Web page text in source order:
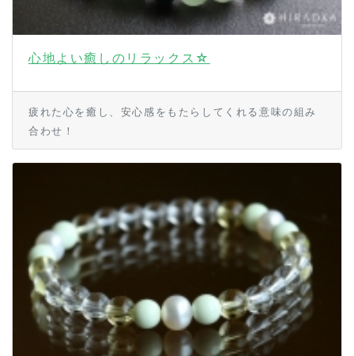
心地よい癒しのリラックス☆
疲れた心を癒し、安心感をもたらしてくれる意味の組み
合わせ！